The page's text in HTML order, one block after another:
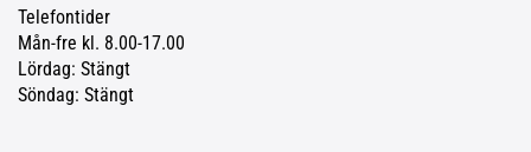
Telefontider
Mån-fre kl. 8.00-17.00
Lördag: Stängt
Söndag: Stängt